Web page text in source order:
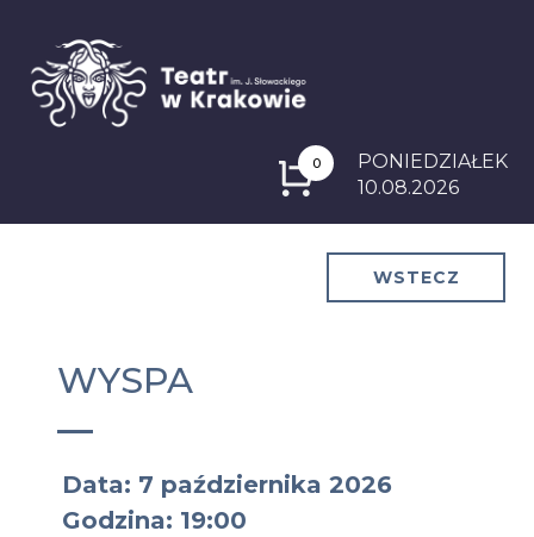
0
PONIEDZIAŁEK
10.08.2026
WSTECZ
WYSPA
Data: 7 października 2026
Godzina: 19:00